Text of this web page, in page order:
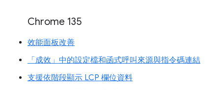
Chrome 135
效能面板改善
「成效」中的設定檔和函式呼叫來源與指令碼連結
支援依階段顯示 LCP 欄位資料